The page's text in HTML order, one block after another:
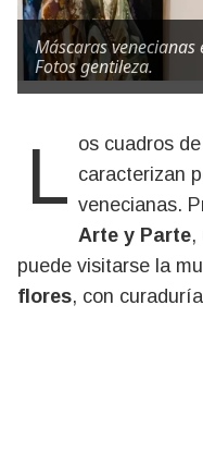
Máscaras venecianas
Fotos gentileza.
Los cuadros de
caracterizan
venecianas.
Arte y Parte,
puede visitarse la
flores, con